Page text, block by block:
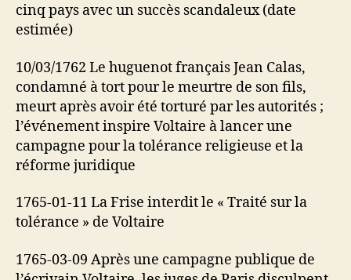
cinq pays avec un succès scandaleux (date
estimée)
10/03/1762 Le huguenot français Jean Calas,
condamné à tort pour le meurtre de son fils,
meurt après avoir été torturé par les autorités ;
l’événement inspire Voltaire à lancer une
campagne pour la tolérance religieuse et la
réforme juridique
1765-01-11 La Frise interdit le « Traité sur la
tolérance » de Voltaire
1765-03-09 Après une campagne publique de